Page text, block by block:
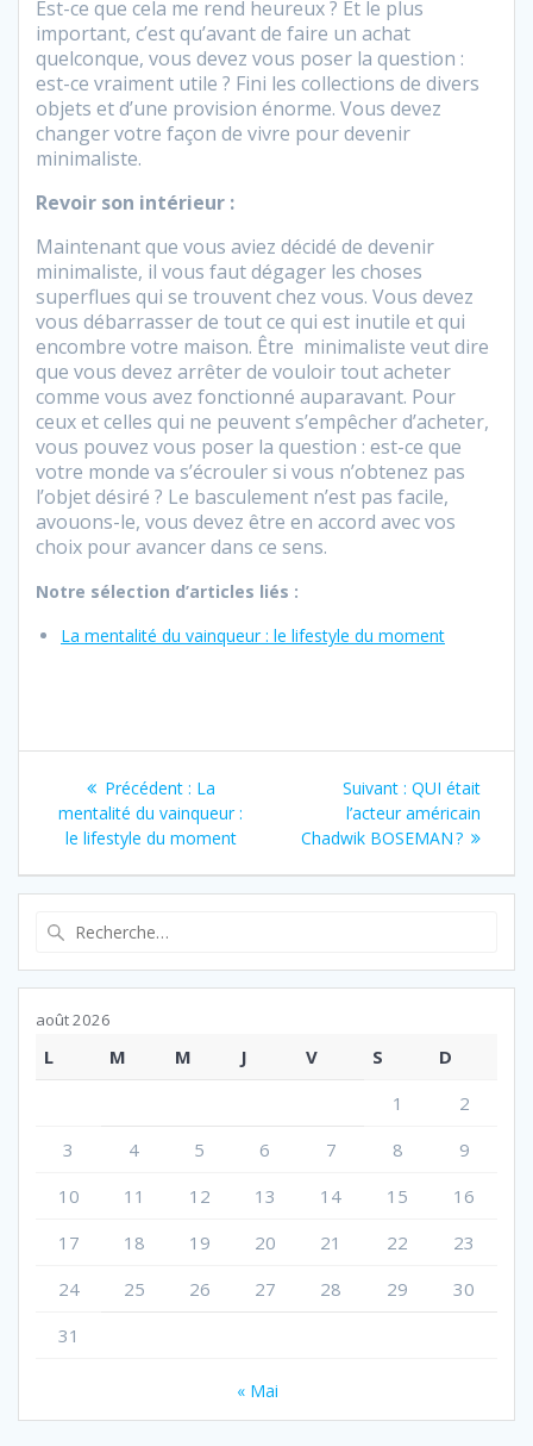
Est-ce que cela me rend heureux ? Et le plus
important, c’est qu’avant de faire un achat
quelconque, vous devez vous poser la question :
est-ce vraiment utile ? Fini les collections de divers
objets et d’une provision énorme. Vous devez
changer votre façon de vivre pour devenir
minimaliste.
Revoir son intérieur :
Maintenant que vous aviez décidé de devenir
minimaliste, il vous faut dégager les choses
superflues qui se trouvent chez vous. Vous devez
vous débarrasser de tout ce qui est inutile et qui
encombre votre maison. Être minimaliste veut dire
que vous devez arrêter de vouloir tout acheter
comme vous avez fonctionné auparavant. Pour
ceux et celles qui ne peuvent s’empêcher d’acheter,
vous pouvez vous poser la question : est-ce que
votre monde va s’écrouler si vous n’obtenez pas
l’objet désiré ? Le basculement n’est pas facile,
avouons-le, vous devez être en accord avec vos
choix pour avancer dans ce sens.
Notre sélection d’articles liés :
La mentalité du vainqueur : le lifestyle du moment
Navigation
de
l’article
Précédent : Article
précédent
:
La
mentalité du vainqueur :
le lifestyle du moment
Suivant : Article
suivant
:
QUI était
l’acteur américain
Chadwik BOSEMAN ?
:
août 2026
L M M J V S
D
1
2
3
4 5 6 7 8
9
10
11 12 13 14 15
16
17
18 19 20 21 22
23
24
25 26 27 28 29
30
31
« Mai